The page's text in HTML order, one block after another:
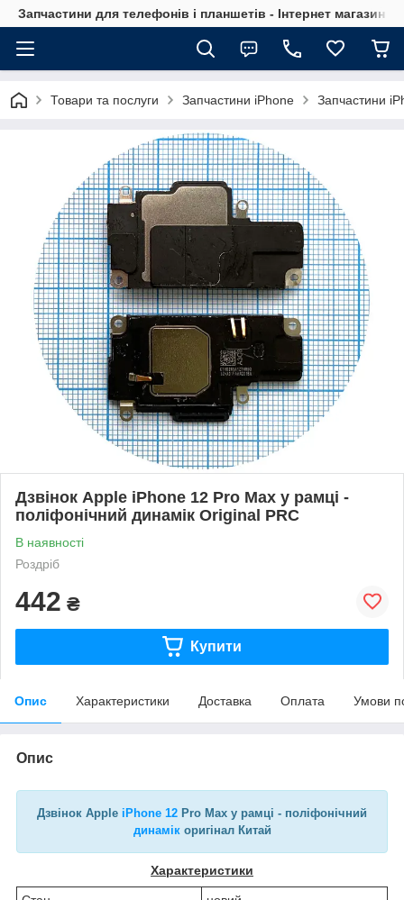
Запчастини для телефонів і планшетів - Інтернет магазин
Товари та послуги Запчастини iPhone Запчастини
Дзвінок Apple iPhone 12 Pro Max у рамці -
поліфонічний динамік Original PRC
В наявності
Роздріб
442 ₴
Купити
Опис Характеристики Доставка Оплата Умови
Опис
Дзвінок Apple iPhone 12 Pro Max у рамці - поліфонічний
динамікоригінал Китай
Характеристики